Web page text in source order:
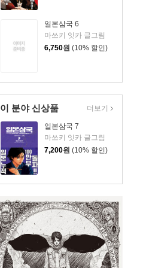
일본삼국 6
마쓰키 잇카 글그림
6,750원 (10% 할인)
이 분야 신상품
일본삼국 7
마쓰키 잇카 글그림
7,200원 (10% 할인)
더보기